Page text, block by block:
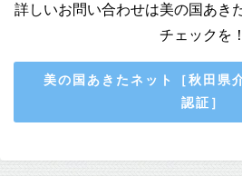
詳しいお問い合わせは美の国あき
チェックを！
美の国あきたネット［秋田県
認証］